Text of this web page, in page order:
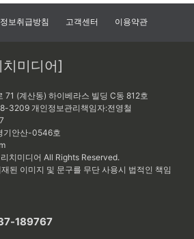
보취급방침 고객센터 이용약관
미디어]
71 (계산동) 하이베라스 빌딩 C동 812호
3209 개인정보관리책임자:전영철
기안산-0546호
치미디어 All Rights Reserved.
된 이미지 및 문구를 무단 사용시 법적인 책임
189767